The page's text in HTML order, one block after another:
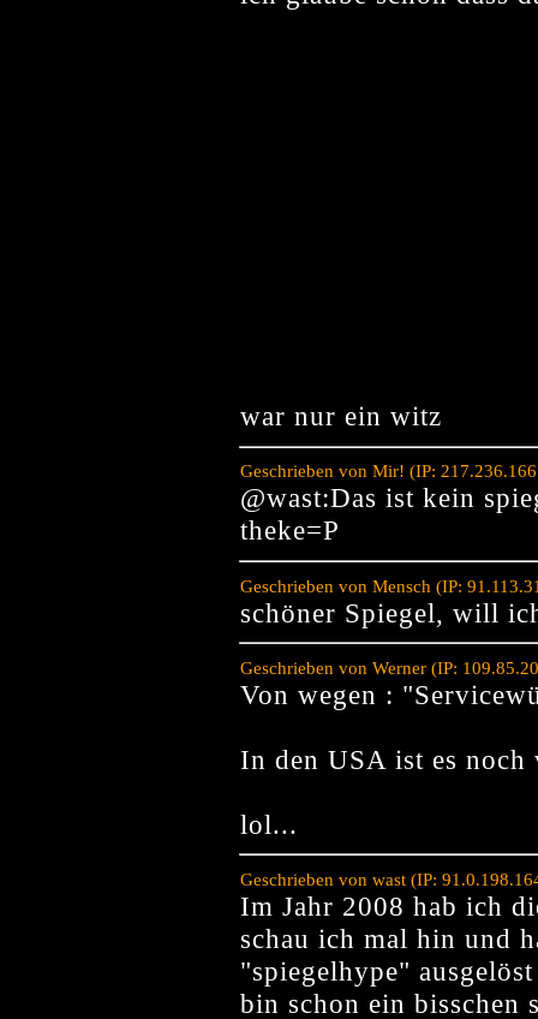
war nur ein witz
Geschrieben von Mir! (IP:
@wast:Das ist kein
theke=P
Geschrieben von Mensch (IP:
schöner Spiegel, will
Geschrieben von Werner (IP:
Von wegen :
In den USA ist es noch
lol...
Geschrieben von wast (IP:
Im Jahr 2008 hab ich
schau ich mal hin und
"spiegelhype"
bin schon ein bisschen